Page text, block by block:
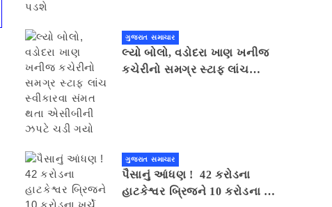
ગુજરાત સમાચાર
લ્યો બોલો, વડોદરા ખાણ ખનીજ
કચેરીનો સમગ્ર સ્ટાફ લાંચ
ગુજરાત સમાચાર
પૈસાનું આંધણ ! 42 કરોડના
હાટકેશ્વર બ્રિજને 10 કરોડના ખર્ચે